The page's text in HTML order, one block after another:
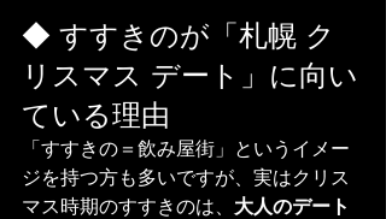
◆ すすきのが「札幌 ク
リスマス デート」に向い
ている理由
「すすきの＝飲み屋街」というイメー
ジを持つ方も多いですが、実はクリス
マス時期のすすきのは、 大人のデート